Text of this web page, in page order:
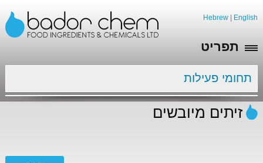
Hebrew English
תפריט
תחומי פעילות
זיתים מיובשים